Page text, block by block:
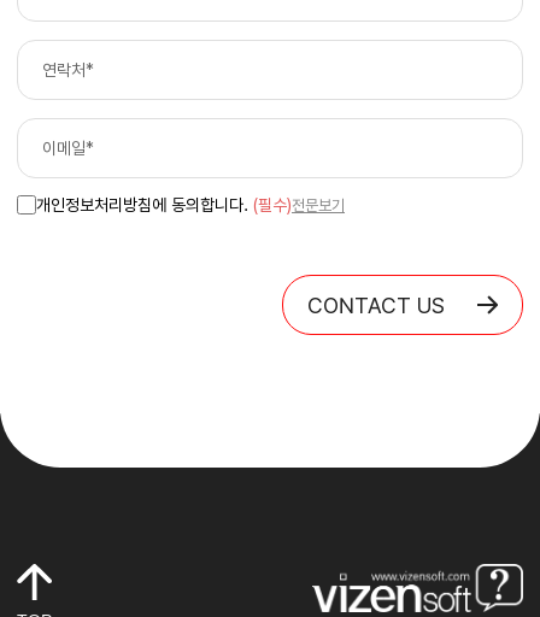
개인정보처리방침에 동의합니다. (필수)전문보기
CONTACT US